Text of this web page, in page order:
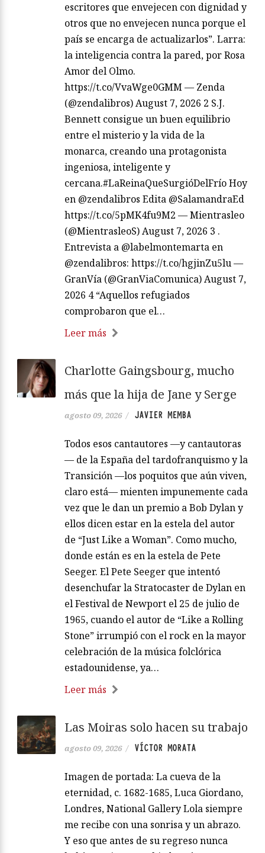
escritores que envejecen con dignidad y
otros que no envejecen nunca porque el
país se encarga de actualizarlos”. Larra:
la inteligencia contra la pared, por Rosa
Amor del Olmo.
https://t.co/VvaWge0GMM — Zenda
(@zendalibros) August 7, 2026 2 S.J.
Bennett consigue un buen equilibrio
entre el misterio y la vida de la
monarca, creando una protagonista
ingeniosa, inteligente y
cercana.#LaReinaQueSurgióDelFrío Hoy
en @zendalibros Edita @SalamandraEd
https://t.co/5pMK4fu9M2 — Mientrasleo
(@MientrasleoS) August 7, 2026 3 .
Entrevista a @labelmontemarta en
@zendalibros: https://t.co/hgjinZu5lu —
GranVía (@GranViaComunica) August 7,
2026 4 “Aquellos refugiados
comprobaron que el…
Leer más
Charlotte Gaingsbourg, mucho
más que la hija de Jane y Serge
agosto 09, 2026 / JAVIER MEMBA
Todos esos cantautores —y cantautoras
— de la España del tardofranquismo y la
Transición —los poquitos que aún viven,
claro está— mienten impunemente cada
vez que le dan un premio a Bob Dylan y
ellos dicen estar en la estela del autor
de “Just Like a Woman”. Como mucho,
donde están es en la estela de Pete
Seeger. El Pete Seeger que intentó
desenchufar la Stratocaster de Dylan en
el Festival de Newport el 25 de julio de
1965, cuando el autor de “Like a Rolling
Stone” irrumpió con el rock en la mayor
celebración de la música folclórica
estadounidense, ya…
Leer más
Las Moiras solo hacen su trabajo
agosto 09, 2026 / VÍCTOR MORATA
Imagen de portada: La cueva de la
eternidad, c. 1682-1685, Luca Giordano,
Londres, National Gallery Lola siempre
me recibe con una sonrisa y un abrazo.
Y eso que antes de su regreso nunca